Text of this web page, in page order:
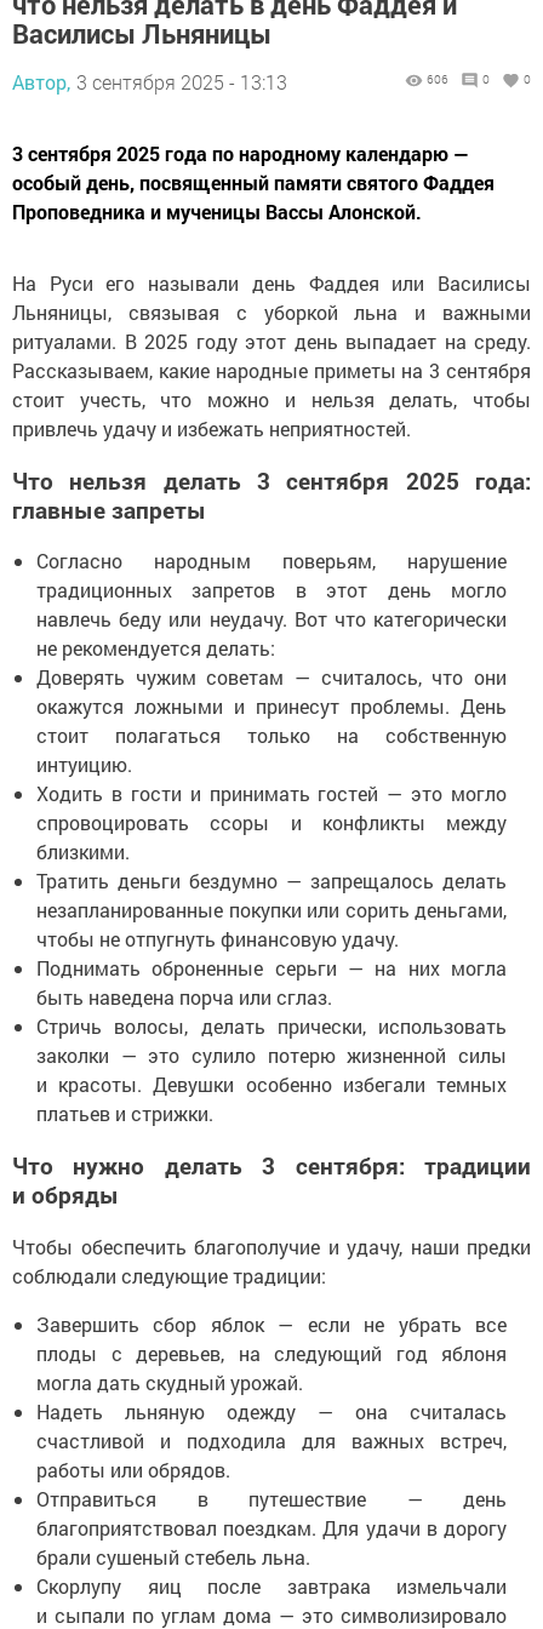
Василисы Льняницы
Автор, 3 сентября 2025 - 13:13 606 0 0
3 сентября 2025 года по народному календарю —
особый день, посвященный памяти святого Фаддея
Проповедника и мученицы Вассы Алонской.
На Руси его называли день Фаддея или Василисы
Льняницы, связывая с уборкой льна и важными
ритуалами. В 2025 году этот день выпадает на среду.
Рассказываем, какие народные приметы на 3 сентября
стоит учесть, что можно и нельзя делать, чтобы
привлечь удачу и избежать неприятностей.
Что нельзя делать 3 сентября 2025 года:
главные запреты
Согласно народным поверьям, нарушение
традиционных запретов в этот день могло
навлечь беду или неудачу. Вот что категорически
не рекомендуется делать:
Доверять чужим советам — считалось, что они
окажутся ложными и принесут проблемы. День
стоит полагаться только на собственную
интуицию.
Ходить в гости и принимать гостей — это могло
спровоцировать ссоры и конфликты между
близкими.
Тратить деньги бездумно — запрещалось делать
незапланированные покупки или сорить деньгами,
чтобы не отпугнуть финансовую удачу.
Поднимать оброненные серьги — на них могла
быть наведена порча или сглаз.
Стричь волосы, делать прически, использовать
заколки — это сулило потерю жизненной силы
и красоты. Девушки особенно избегали темных
платьев и стрижки.
Что нужно делать 3 сентября: традиции
и обряды
Чтобы обеспечить благополучие и удачу, наши предки
соблюдали следующие традиции:
Завершить сбор яблок — если не убрать все
плоды с деревьев, на следующий год яблоня
могла дать скудный урожай.
Надеть льняную одежду — она считалась
счастливой и подходила для важных встреч,
работы или обрядов.
Отправиться в путешествие — день
благоприятствовал поездкам. Для удачи в дорогу
брали сушеный стебель льна.
Скорлупу яиц после завтрака измельчали
и сыпали по углам дома — это символизировало